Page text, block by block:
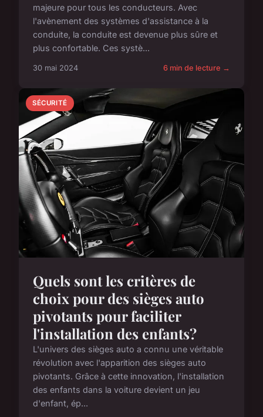
majeure pour tous les conducteurs. Avec
l'avènement des systèmes d'assistance à la
conduite, la conduite est devenue plus sûre et
plus confortable. Ces systè...
30 mai 2024 6 min de lecture →
SÉCURITÉ
Quels sont les critères de
choix pour des sièges auto
pivotants pour faciliter
l'installation des enfants?
L'univers des sièges auto a connu une véritable
révolution avec l'apparition des sièges auto
pivotants. Grâce à cette innovation, l'installation
des enfants dans la voiture devient un jeu
d'enfant, ép...